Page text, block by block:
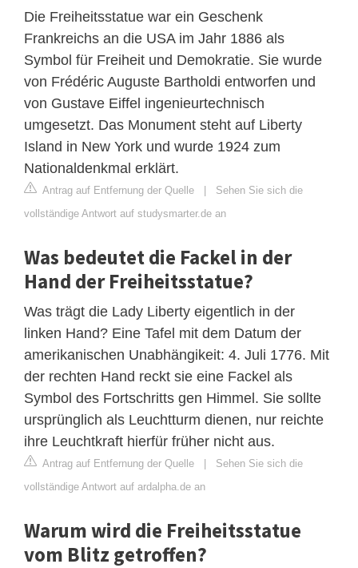
Die Freiheitsstatue war ein Geschenk
Frankreichs an die USA im Jahr 1886 als
Symbol für Freiheit und Demokratie. Sie wurde
von Frédéric Auguste Bartholdi entworfen und
von Gustave Eiffel ingenieurtechnisch
umgesetzt. Das Monument steht auf Liberty
Island in New York und wurde 1924 zum
Nationaldenkmal erklärt.
Antrag auf Entfernung der Quelle | Sehen Sie sich die
vollständige Antwort auf studysmarter.de an
Was bedeutet die Fackel in der
Hand der Freiheitsstatue?
Was trägt die Lady Liberty eigentlich in der
linken Hand? Eine Tafel mit dem Datum der
amerikanischen Unabhängikeit: 4. Juli 1776. Mit
der rechten Hand reckt sie eine Fackel als
Symbol des Fortschritts gen Himmel. Sie sollte
ursprünglich als Leuchtturm dienen, nur reichte
ihre Leuchtkraft hierfür früher nicht aus.
Antrag auf Entfernung der Quelle | Sehen Sie sich die
vollständige Antwort auf ardalpha.de an
Warum wird die Freiheitsstatue
vom Blitz getroffen?